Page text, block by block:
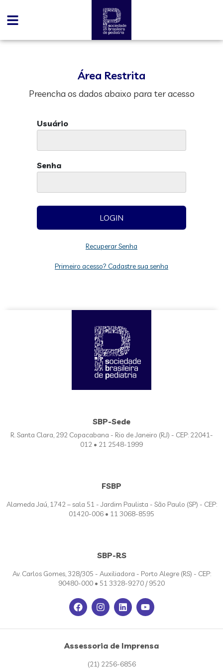
Área Restrita
Preencha os dados abaixo para ter acesso
Usuário
Senha
Recuperar Senha
Primeiro acesso? Cadastre sua senha
SBP-Sede
R. Santa Clara, 292 Copacabana - Rio de Janeiro (RJ) - CEP: 22041-
012 • 21 2548-1999
FSBP
Alameda Jaú, 1742 – sala 51 - Jardim Paulista - São Paulo (SP) - CEP:
01420-006 • 11 3068-8595
SBP-RS
Av. Carlos Gomes, 328/305 - Auxiliadora - Porto Alegre (RS) - CEP:
90480-000 • 51 3328-9270 / 9520
Assessoria de Imprensa
(21) 2256-6856